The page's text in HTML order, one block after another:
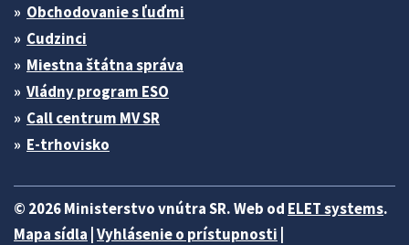
Obchodovanie s ľuďmi
Cudzinci
Miestna štátna správa
Vládny program ESO
Call centrum MV SR
E-trhovisko
© 2026 Ministerstvo vnútra SR. Web od ELET systems.
Mapa sídla Vyhlásenie o prístupnosti